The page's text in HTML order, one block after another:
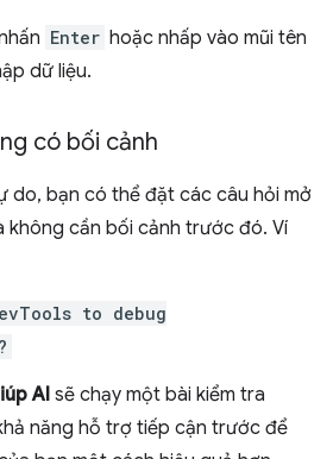
Enter hoặc nhấp vào mũi tên
dữ liệu.
có bối cảnh
do, bạn có thể đặt các câu hỏi mở
không cần bối cảnh trước đó. Ví
to debug
AI sẽ chạy một bài kiểm tra
năng hỗ trợ tiếp cận trước để